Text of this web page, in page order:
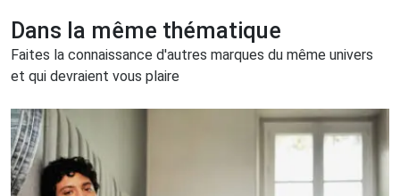
Dans la même thématique
Faites la connaissance d'autres marques du même univers
et qui devraient vous plaire